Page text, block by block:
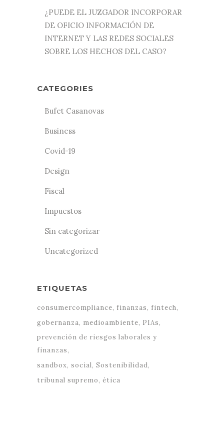
¿PUEDE EL JUZGADOR INCORPORAR
DE OFICIO INFORMACIÓN DE
INTERNET Y LAS REDES SOCIALES
SOBRE LOS HECHOS DEL CASO?
CATEGORIES
Bufet Casanovas
Business
Covid-19
Design
Fiscal
Impuestos
Sin categorizar
Uncategorized
ETIQUETAS
consumercompliance finanzas
fintech
gobernanza medioambiente PIAs
prevención de riesgos laborales y
finanzas
sandbox social Sostenibilidad
tribunal supremo ética